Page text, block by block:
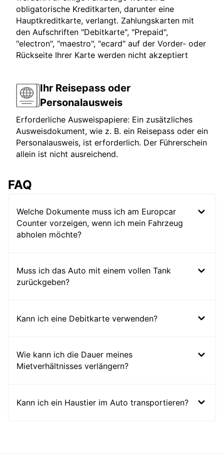
obligatorische Kreditkarten, darunter eine
Hauptkreditkarte, verlangt. Zahlungskarten mit
den Aufschriften "Debitkarte", "Prepaid",
"electron", "maestro", "ecard" auf der Vorder- oder
Rückseite Ihrer Karte werden nicht akzeptiert
Ihr Reisepass oder
Personalausweis
Erforderliche Ausweispapiere: Ein zusätzliches
Ausweisdokument, wie z. B. ein Reisepass oder ein
Personalausweis, ist erforderlich. Der Führerschein
allein ist nicht ausreichend.
FAQ
Welche Dokumente muss ich am Europcar
Counter vorzeigen, wenn ich mein Fahrzeug
abholen möchte?
Muss ich das Auto mit einem vollen Tank
zurückgeben?
Kann ich eine Debitkarte verwenden?
Wie kann ich die Dauer meines
Mietverhältnisses verlängern?
Kann ich ein Haustier im Auto transportieren?